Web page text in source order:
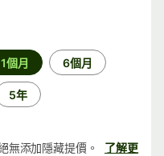
1個月 6個月
5年
無添加隱藏提價。
了解更